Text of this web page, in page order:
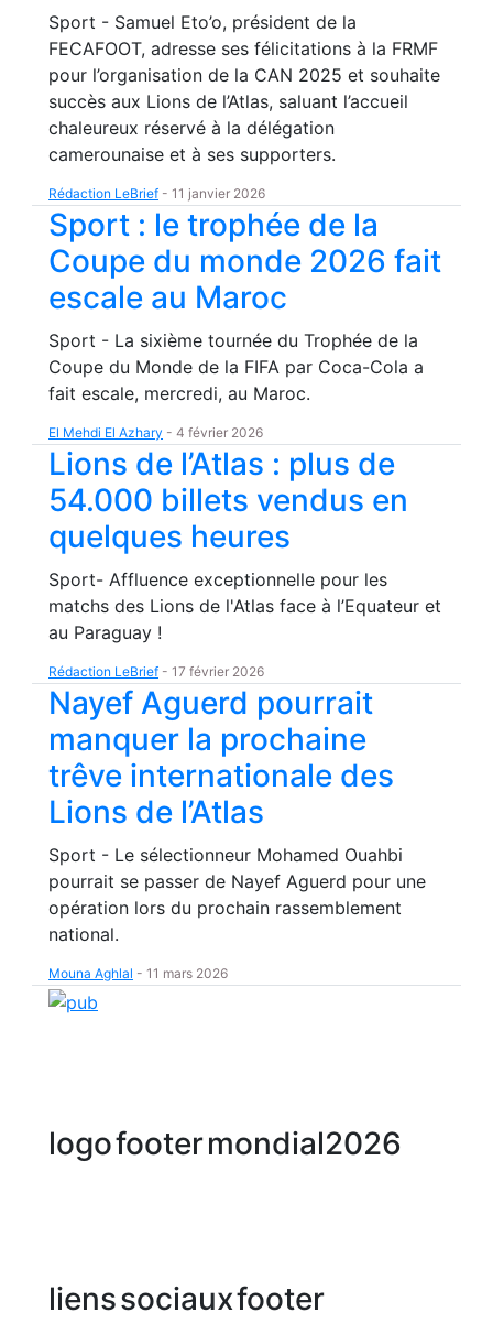
Sport - Samuel Eto’o, président de la
FECAFOOT, adresse ses félicitations à la FRMF
pour l’organisation de la CAN 2025 et souhaite
succès aux Lions de l’Atlas, saluant l’accueil
chaleureux réservé à la délégation
camerounaise et à ses supporters.
Rédaction LeBrief - 11 janvier 2026
Sport : le trophée de la
Coupe du monde 2026 fait
escale au Maroc
Sport - La sixième tournée du Trophée de la
Coupe du Monde de la FIFA par Coca-Cola a
fait escale, mercredi, au Maroc.
El Mehdi El Azhary - 4 février 2026
Lions de l’Atlas : plus de
54.000 billets vendus en
quelques heures
Sport- Affluence exceptionnelle pour les
matchs des Lions de l'Atlas face à l’Equateur et
au Paraguay !
Rédaction LeBrief - 17 février 2026
Nayef Aguerd pourrait
manquer la prochaine
trêve internationale des
Lions de l’Atlas
Sport - Le sélectionneur Mohamed Ouahbi
pourrait se passer de Nayef Aguerd pour une
opération lors du prochain rassemblement
national.
Mouna Aghlal - 11 mars 2026
logo footer mondial2026
liens sociaux footer